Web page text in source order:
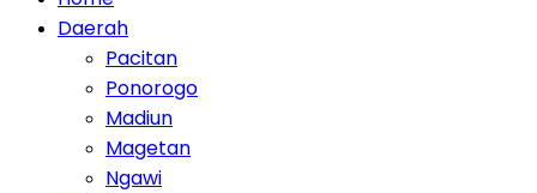
Daerah
Pacitan
Ponorogo
Madiun
Magetan
Ngawi